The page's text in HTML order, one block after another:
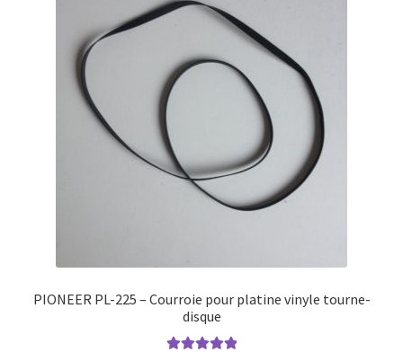
PIONEER PL-225 – Courroie pour platine vinyle tourne-
disque